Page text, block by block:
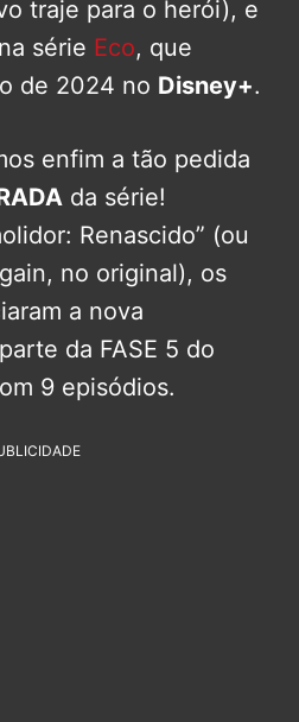
traje para o herói), e
série Eco, que
de 2024 no Disney+.
enfim a tão pedida
da série!
Renascido” (ou
no original), os
a nova
da FASE 5 do
9 episódios.